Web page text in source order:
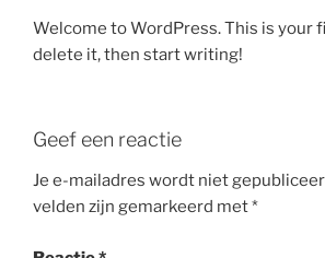
Welcome to WordPress. This is your
delete it, then start writing!
Geef een reactie
Je e-mailadres wordt niet
velden zijn gemarkeerd met*